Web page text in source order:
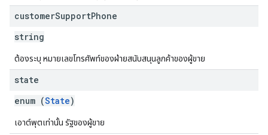
customerSupportPhone
string
ต้องระบุ หมายเลขโทรศัพท์ของฝ่ายสนับสนุนลูกค้าของผู้ขาย
state
enum (State)
เอาต์พุตเท่านั้น รัฐของผู้ขาย